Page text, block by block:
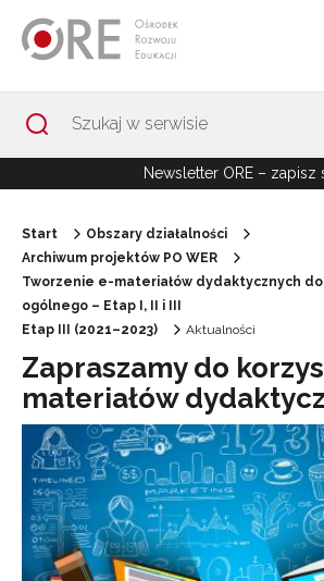
Newsletter ORE – zapisz
Start
Obszary działalności
Archiwum projektów PO WER
Tworzenie e-materiałów dydaktycznych do
ogólnego – Etap I, II i III
Etap III (2021–2023)
Aktualności
Zapraszamy do
materiałów